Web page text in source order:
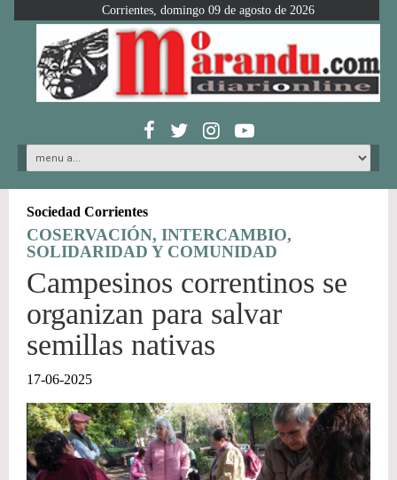
Corrientes, domingo 09 de agosto de 2026
Sociedad Corrientes
COSERVACIÓN, INTERCAMBIO,
SOLIDARIDAD Y COMUNIDAD
Campesinos correntinos se
organizan para salvar
semillas nativas
17-06-2025